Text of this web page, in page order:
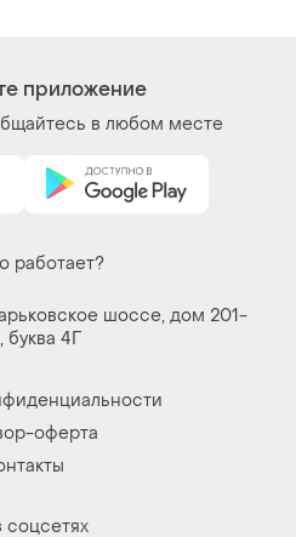
приложение
в любом месте
работает?
шоссе, дом 201-
буква 4Г
оферта